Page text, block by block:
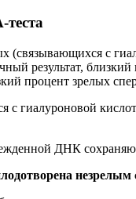
(связывающихся с
результат, близкий
процент зрелых
с гиалуроновой
ДНК